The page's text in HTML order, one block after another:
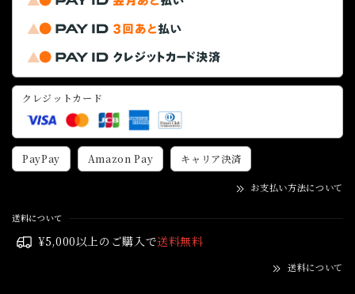
クレジットカード
PayPay Amazon Pay キャリア決済
お支払い方法について
送料について
¥5,000以上のご購入で送料無料
送料について